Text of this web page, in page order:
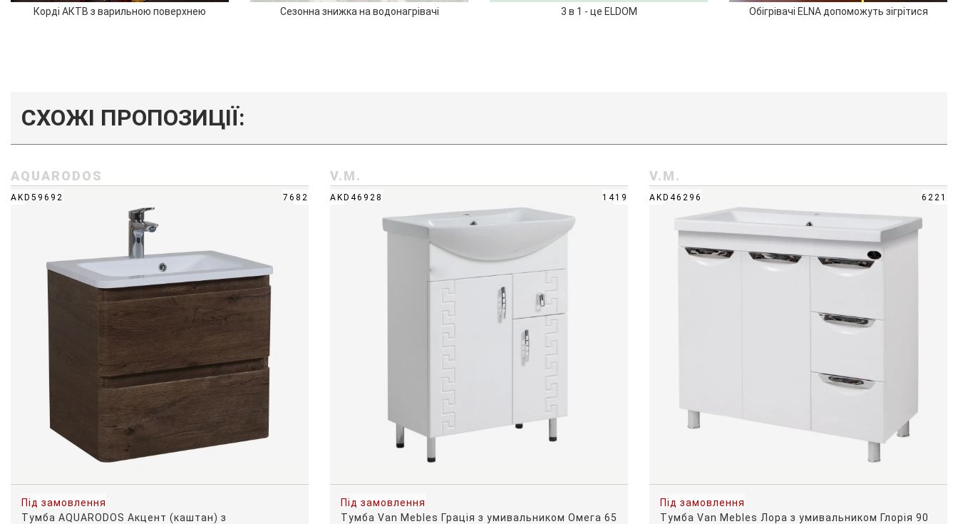
Корді АКТВ з варильною поверхнею Сезонна знижка на водонагрівачі 3 в 1 - це ELDOM Обігрівачі ELNA допоможуть зігрітися
СХОЖІ ПРОПОЗИЦІЇ:
AQUARODOS
AKD59692 7682
Під замовлення
Тумба AQUARODOS Акцент (каштан) з
V.M.
AKD46928 1419
Під замовлення
Тумба Van Mebles Грація з умивальником Омега 65
V.M.
AKD46296 6221
Під замовлення
Тумба Van Mebles Лора з умивальником Глорія 90